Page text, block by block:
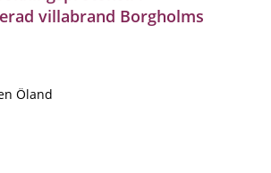
villabrand Borgholms
Öland